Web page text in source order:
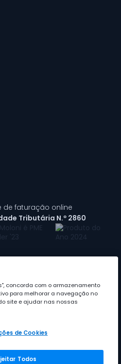
de faturação online
Tributária N.º 2860
Visma
concorda com o armazenamento
para melhorar a navegação no
site e ajudar nas nossas
de Cookies
Todos